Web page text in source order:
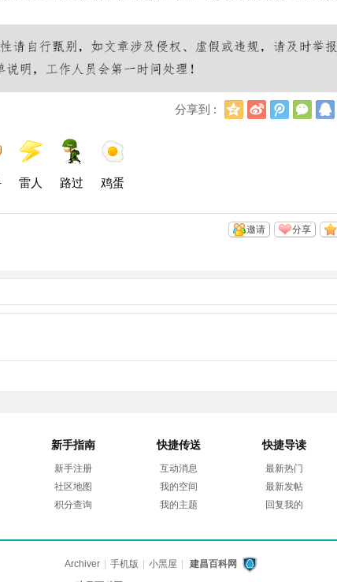
分享到 :
Q
新
浪
腾
讯
微
信
雷人 路过 鸡蛋
分享
邀请
新手指南
新手注册
社区地图
积分查询
快捷传送
互动消息
我的空间
我的主题
快捷导读
最新热门
最新发帖
回复我的
Archiver 手机版 小黑屋
建昌百科网